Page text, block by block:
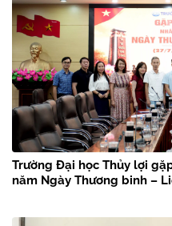
Trường Đại học Thủy lợi
năm Ngày Thương binh –